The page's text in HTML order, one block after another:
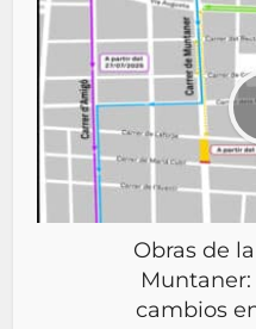
Obras de
cambios